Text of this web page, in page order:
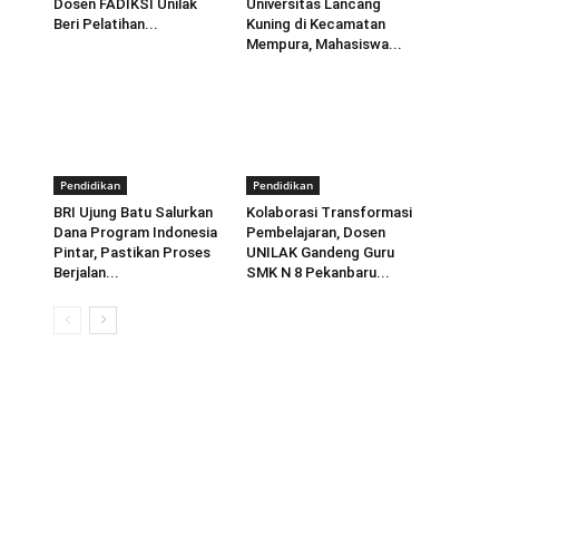
Dosen FADIKSI Unilak
Beri Pelatihan...
Universitas Lancang
Kuning di Kecamatan
Mempura, Mahasiswa...
Pendidikan
BRI Ujung Batu Salurkan
Dana Program Indonesia
Pintar, Pastikan Proses
Berjalan...
Pendidikan
Kolaborasi Transformasi
Pembelajaran, Dosen
UNILAK Gandeng Guru
SMK N 8 Pekanbaru...